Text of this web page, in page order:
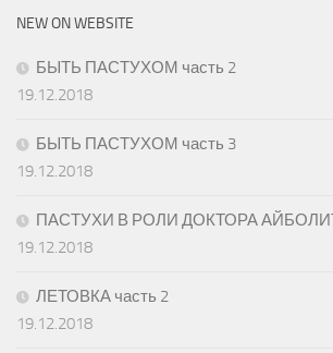
NEW ON WEBSITE
БЫТЬ ПАСТУХОМ часть 2
19.12.2018
БЫТЬ ПАСТУХОМ часть 3
19.12.2018
ПАСТУХИ В РОЛИ ДОКТОРА
19.12.2018
ЛЕТОВКА часть 2
19.12.2018